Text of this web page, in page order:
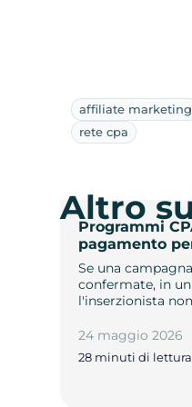
affiliate marketing
rete cpa
Programmi
pagamento
Se una
confermate, in
l'inserzionista
24 maggio 2026
28 minuti di lettura
Altro